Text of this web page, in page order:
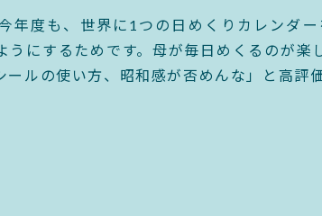
年度も、世界に1つの日めくりカレンダ
うにするためです。母が毎日めくるのが
ルの使い方、昭和感が否めんな」と高評